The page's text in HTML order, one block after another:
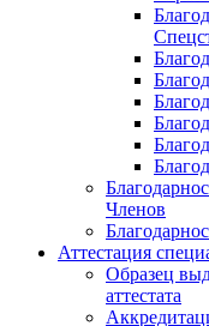
Членов
Аттестация
Образец
аттестата